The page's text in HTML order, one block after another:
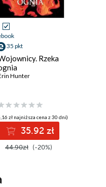
35 pkt
Rzeka
Hunter
zł najniższa cena z 30 dni)
35.92 zł
44.90zł (-20%)